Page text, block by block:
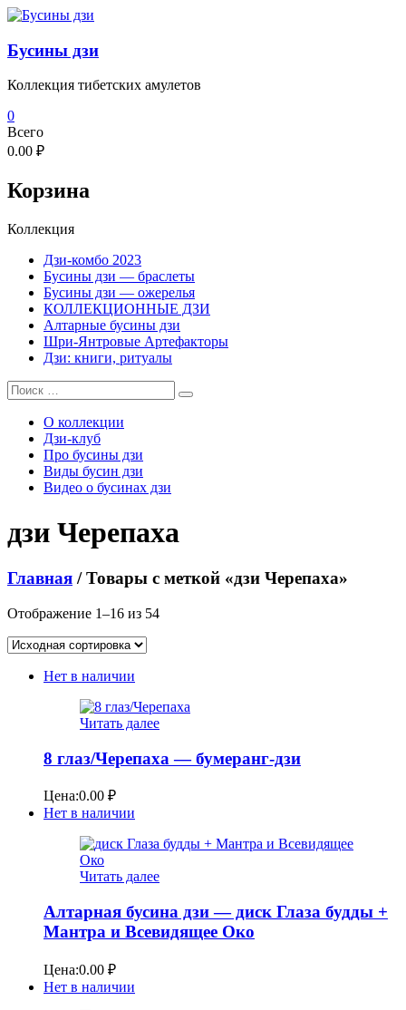
Перейти
содержимому
Бусины дзи
Коллекция тибетских амулетов
0
Всего
0.00 ₽
Корзина
Коллекция
Дзи-комбо 2023
Бусины дзи — браслеты
Бусины дзи — ожерелья
КОЛЛЕКЦИОННЫЕ ДЗИ
Алтарные бусины дзи
Шри-Янтровые Артефакторы
Дзи: книги, ритуалы
О коллекции
Дзи-клуб
Про бусины дзи
Виды бусин дзи
Видео о бусинах дзи
дзи Черепаха
Главная / Товары с меткой «дзи Черепаха»
Отображение 1–16 из 54
Нет в наличии
Читать далее
8 глаз/Черепаха — бумеранг-дзи
Цена:0.00 ₽
Нет в наличии
Читать далее
Алтарная бусина дзи — диск Глаза будды +
Мантра и Всевидящее Око
Цена:0.00 ₽
Нет в наличии